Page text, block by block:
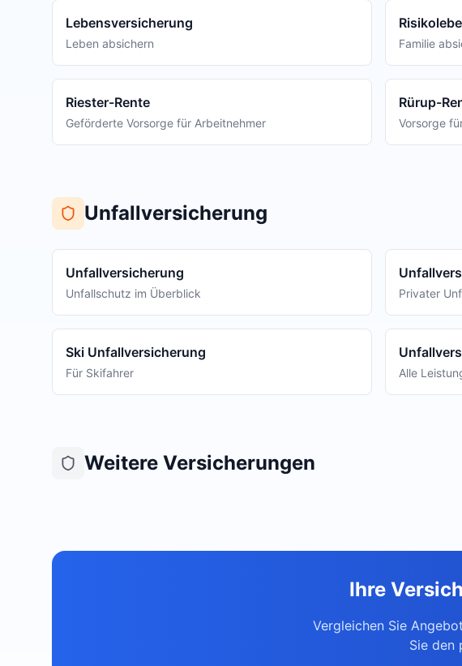
Lebensversicherung
Leben absichern Familie
Riester-Rente
Geförderte Vorsorge für Arbeitnehmer
Rürup-
Vorsorge
Unfallversicherung
Unfallversicherung
Unfallschutz im Überblick Privater
Ski Unfallversicherung
Für Skifahrer Alle
Weitere Versicherungen
Ihre
Vergleichen Sie
Sie den